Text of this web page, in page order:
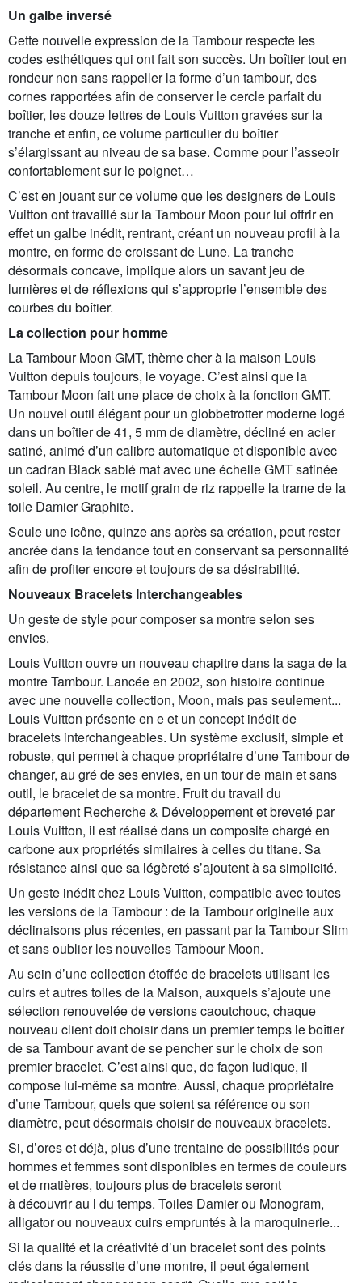
Un galbe inversé
Cette nouvelle expression de la Tambour respecte les
codes esthétiques qui ont fait son succès. Un boîtier tout en
rondeur non sans rappeller la forme d’un tambour, des
cornes rapportées afin de conserver le cercle parfait du
boîtier, les douze lettres de Louis Vuitton gravées sur la
tranche et enfin, ce volume particulier du boîtier
s’élargissant au niveau de sa base. Comme pour l’asseoir
confortablement sur le poignet…
C’est en jouant sur ce volume que les designers de Louis
Vuitton ont travaillé sur la Tambour Moon pour lui offrir en
effet un galbe inédit, rentrant, créant un nouveau profil à la
montre, en forme de croissant de Lune. La tranche
désormais concave, implique alors un savant jeu de
lumières et de réflexions qui s’approprie l’ensemble des
courbes du boîtier.
La collection pour homme
La Tambour Moon GMT, thème cher à la maison Louis
Vuitton depuis toujours, le voyage. C’est ainsi que la
Tambour Moon fait une place de choix à la fonction GMT.
Un nouvel outil élégant pour un globbetrotter moderne logé
dans un boîtier de 41, 5 mm de diamètre, décliné en acier
satiné, animé d’un calibre automatique et disponible avec
un cadran Black sablé mat avec une échelle GMT satinée
soleil. Au centre, le motif grain de riz rappelle la trame de la
toile Damier Graphite.
Seule une icône, quinze ans après sa création, peut rester
ancrée dans la tendance tout en conservant sa personnalité
afin de profiter encore et toujours de sa désirabilité.
Nouveaux Bracelets Interchangeables
Un geste de style pour composer sa montre selon ses
envies.
Louis Vuitton ouvre un nouveau chapitre dans la saga de la
montre Tambour. Lancée en 2002, son histoire continue
avec une nouvelle collection, Moon, mais pas seulement...
Louis Vuitton présente en e et un concept inédit de
bracelets interchangeables. Un système exclusif, simple et
robuste, qui permet à chaque propriétaire d’une Tambour de
changer, au gré de ses envies, en un tour de main et sans
outil, le bracelet de sa montre. Fruit du travail du
département Recherche & Développement et breveté par
Louis Vuitton, il est réalisé dans un composite chargé en
carbone aux propriétés similaires à celles du titane. Sa
résistance ainsi que sa légèreté s’ajoutent à sa simplicité.
Un geste inédit chez Louis Vuitton, compatible avec toutes
les versions de la Tambour : de la Tambour originelle aux
déclinaisons plus récentes, en passant par la Tambour Slim
et sans oublier les nouvelles Tambour Moon.
Au sein d’une collection étoffée de bracelets utilisant les
cuirs et autres toiles de la Maison, auxquels s’ajoute une
sélection renouvelée de versions caoutchouc, chaque
nouveau client doit choisir dans un premier temps le boîtier
de sa Tambour avant de se pencher sur le choix de son
premier bracelet. C’est ainsi que, de façon ludique, il
compose lui-même sa montre. Aussi, chaque propriétaire
d’une Tambour, quels que soient sa référence ou son
diamètre, peut désormais choisir de nouveaux bracelets.
Si, d’ores et déjà, plus d’une trentaine de possibilités pour
hommes et femmes sont disponibles en termes de couleurs
et de matières, toujours plus de bracelets seront
à découvrir au l du temps. Toiles Damier ou Monogram,
alligator ou nouveaux cuirs empruntés à la maroquinerie...
Si la qualité et la créativité d’un bracelet sont des points
clés dans la réussite d’une montre, il peut également